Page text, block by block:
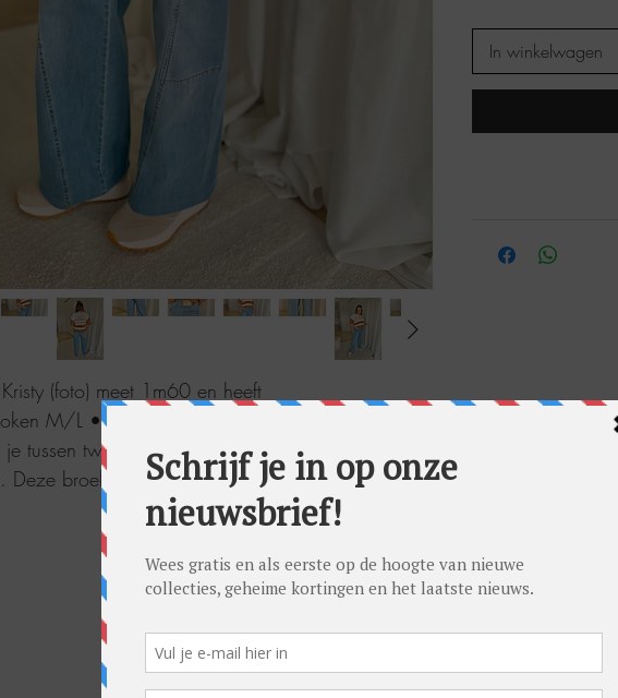
(foto) meet 1m60 en heeft
M/L • 38/40. Ze draagt op foto maat 40.
tussen twee maten? Bestel bij voorkeur de
Deze broek tailleert eerder wat kleiner.
In winkelwagen